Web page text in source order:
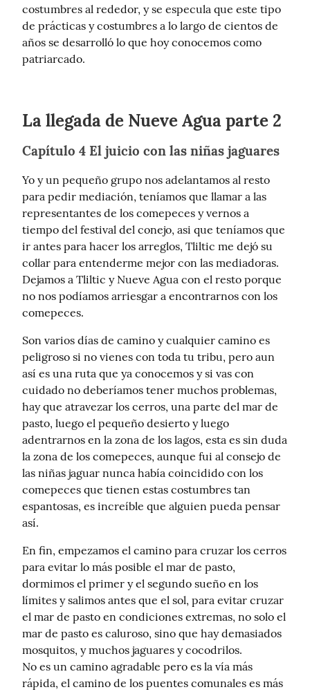
costumbres al rededor, y se especula que este tipo
de prácticas y costumbres a lo largo de cientos de
años se desarrolló lo que hoy conocemos como
patriarcado.
La llegada de Nueve Agua parte 2
Capítulo 4 El juicio con las niñas jaguares
Yo y un pequeño grupo nos adelantamos al resto
para pedir mediación, teníamos que llamar a las
representantes de los comepeces y vernos a
tiempo del festival del conejo, asi que teníamos que
ir antes para hacer los arreglos, Tliltic me dejó su
collar para entenderme mejor con las mediadoras.
Dejamos a Tliltic y Nueve Agua con el resto porque
no nos podíamos arriesgar a encontrarnos con los
comepeces.
Son varios días de camino y cualquier camino es
peligroso si no vienes con toda tu tribu, pero aun
así es una ruta que ya conocemos y si vas con
cuidado no deberíamos tener muchos problemas,
hay que atravezar los cerros, una parte del mar de
pasto, luego el pequeño desierto y luego
adentrarnos en la zona de los lagos, esta es sin duda
la zona de los comepeces, aunque fui al consejo de
las niñas jaguar nunca había coincidido con los
comepeces que tienen estas costumbres tan
espantosas, es increíble que alguien pueda pensar
así.
En fin, empezamos el camino para cruzar los cerros
para evitar lo más posible el mar de pasto,
dormimos el primer y el segundo sueño en los
límites y salimos antes que el sol, para evitar cruzar
el mar de pasto en condiciones extremas, no solo el
mar de pasto es caluroso, sino que hay demasiados
mosquitos, y muchos jaguares y cocodrilos.
No es un camino agradable pero es la vía más
rápida, el camino de los puentes comunales es más